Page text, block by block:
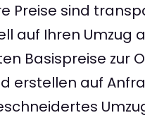
Preise sind
auf Ihren Umzug
Basispreise zur
erstellen auf